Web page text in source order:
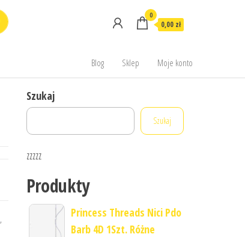
0
0,00 zł
Blog Sklep Moje konto
,
Szukaj
Szukaj
zzzzz
Produkty
Princess Threads Nici Pdo
Barb 4D 1Szt. Różne